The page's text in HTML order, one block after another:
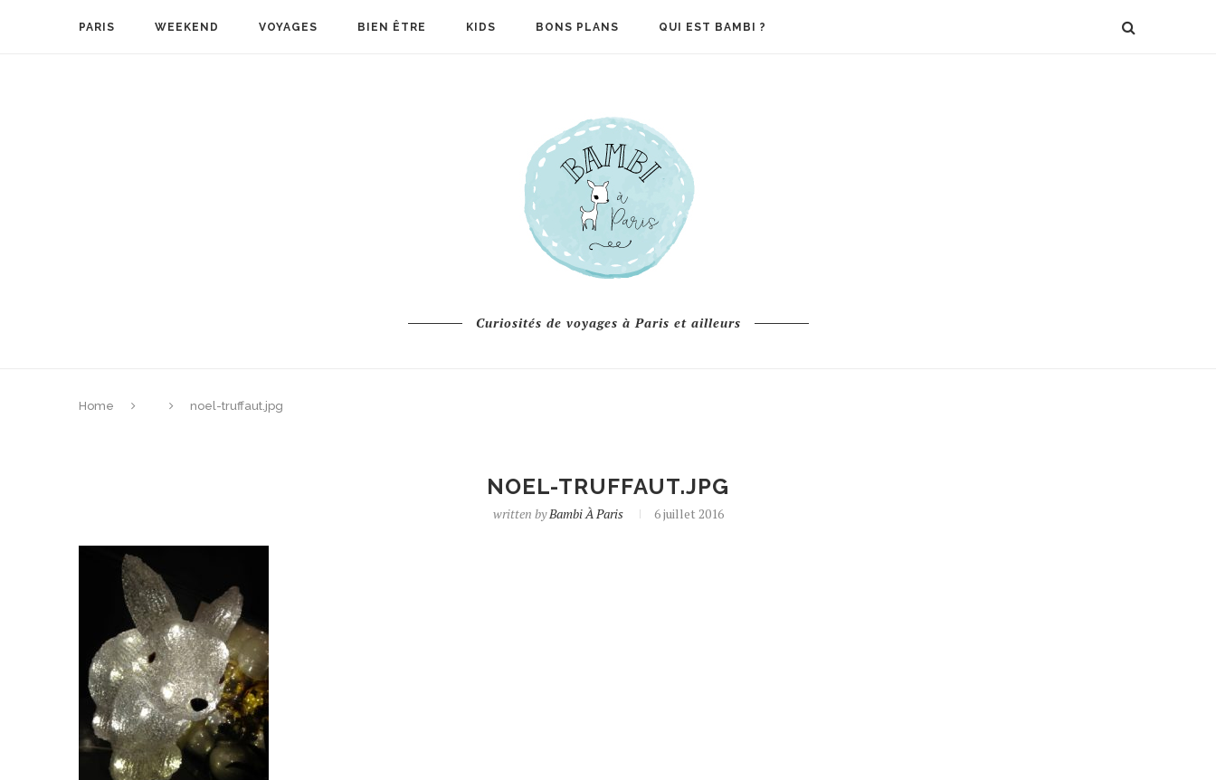
PARIS WEEKEND VOYAGES BIEN ÊTRE KIDS BONS PLANS QUI EST BAMBI ?
Curiosités de voyages à Paris et ailleurs
Home noel-truffaut.jpg
NOEL-TRUFFAUT.JPG
written byBambi À Paris 6 juillet 2016